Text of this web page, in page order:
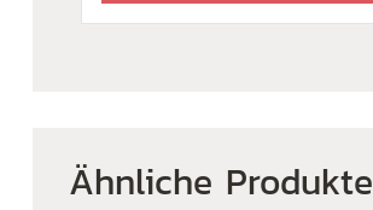
Ähnliche Produkte